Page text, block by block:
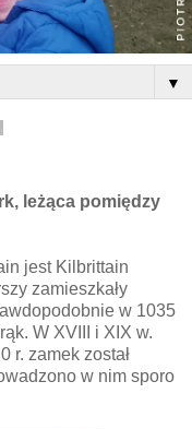
▼
leżąca pomiędzy
jest Kilbrittain
zamieszkały
w 1035
W XVIII i XIX w.
r. zamek został
w nim sporo